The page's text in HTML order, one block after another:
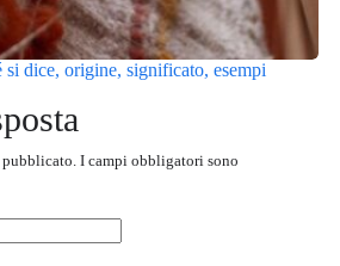
dice, origine, significato, esempi
I campi obbligatori sono